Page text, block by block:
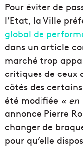
Pour éviter de
l’Etat, la Ville
global de
dans un article
marché trop
critiques de ceux
côtés des
été modifiée « en
annonce Pierre
changer de
pour qu’elle